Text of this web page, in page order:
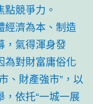
競爭力。
經濟為本、制造
，氣得渾身發
為對財富庸俗化
、財產強市”，以
依托“一城一展